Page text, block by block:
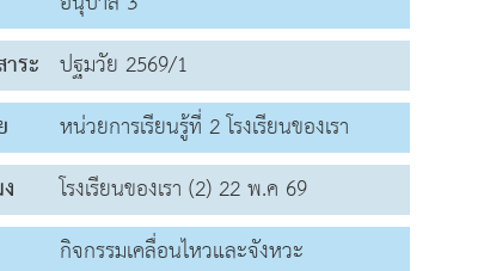
ระ ปฐมวัย 2569/1
หน่วยการเรียนรู้ที่ 2 โรงเรียนของเรา
โรงเรียนของเรา (2) 22 พ.ค 69
กิจกรรมเคลื่อนไหวและจังหวะ